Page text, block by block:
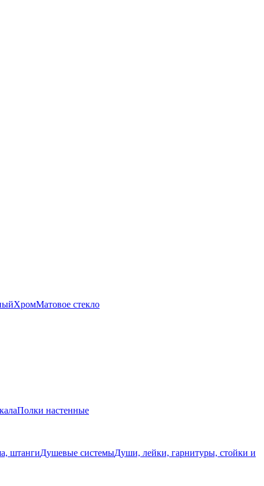
ХромМатовое стекло
Полки настенные
штангиДушевые системыДуши, лейки, гарнитуры, стойки и